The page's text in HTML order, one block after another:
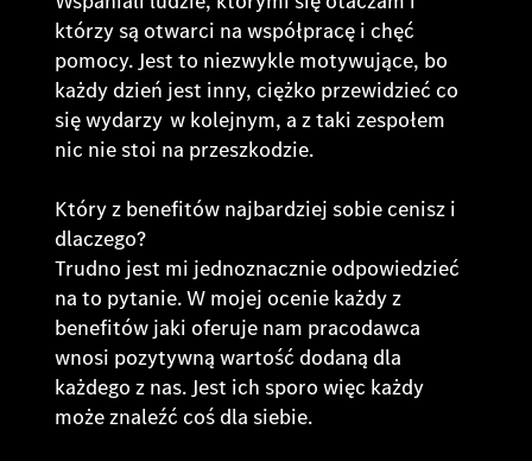
którzy są otwarci na współpracę i chęć
pomocy. Jest to niezwykle motywujące, bo
każdy dzień jest inny, ciężko przewidzieć co
się wydarzy w kolejnym, a z taki zespołem
nic nie stoi na przeszkodzie.
Który z benefitów najbardziej sobie cenisz i
dlaczego?
Trudno jest mi jednoznacznie odpowiedzieć
na to pytanie. W mojej ocenie każdy z
benefitów jaki oferuje nam pracodawca
wnosi pozytywną wartość dodaną dla
każdego z nas. Jest ich sporo więc każdy
może znaleźć coś dla siebie.